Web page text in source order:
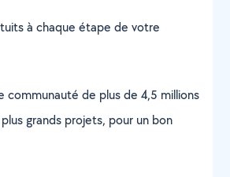
à chaque étape de votre
communauté de plus de 4,5 millions
grands projets, pour un bon